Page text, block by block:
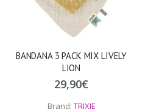
BANDANA 3 PACK MIX LIVELY
LION
29,90€
Brand: TRIXIE